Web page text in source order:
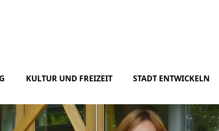
KULTUR UND FREIZEIT STADT ENTWICKELN